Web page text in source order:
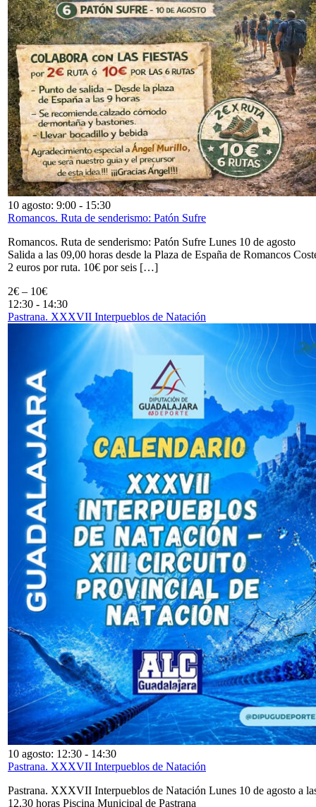
10 agosto: 9:00 - 15:30
Romancos. Ruta de senderismo: Patón Sufre
Romancos. Ruta de senderismo: Patón Sufre Lunes 10 de agosto
Salida a las 09,00 horas desde la Plaza de España de Romancos
2 euros por ruta. 10€ por seis […]
2€ – 10€
12:30 - 14:30
Pastrana. XXXVII Interpueblos de Natación
10 agosto: 12:30 - 14:30
Pastrana. XXXVII Interpueblos de Natación
Pastrana. XXXVII Interpueblos de Natación Lunes 10 de agosto a
12,30 horas Piscina Municipal de Pastrana